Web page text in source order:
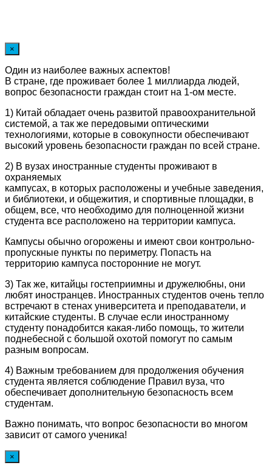
×
Один из наиболее важных аспектов!
В стране, где проживает более 1 миллиарда людей,
вопрос безопасности граждан стоит на 1-ом месте.
1) Китай обладает очень развитой правоохранительной
системой, а так же передовыми оптическими
технологиями, которые в совокупности обеспечивают
высокий уровень безопасности граждан по всей стране.
2) В вузах иностранные студенты проживают в
охраняемых
кампусах, в которых расположены и учебные заведения,
и библиотеки, и общежития, и спортивные площадки, в
общем, все, что необходимо для полноценной жизни
студента все расположено на территории кампуса.
Кампусы обычно огорожены и имеют свои контрольно-
пропускные пункты по периметру. Попасть на
территорию кампуса посторонние не могут.
3) Так же, китайцы гостеприимны и дружелюбны, они
любят иностранцев. Иностранных студентов очень тепло
встречают в стенах университета и преподаватели, и
китайские студенты. В случае если иностранному
студенту понадобится какая-либо помощь, то жители
поднебесной с большой охотой помогут по самым
разным вопросам.
4) Важным требованием для продолжения обучения
студента является соблюдение Правил вуза, что
обеспечивает дополнительную безопасность всем
студентам.
Важно понимать, что вопрос безопасности во многом
зависит от самого ученика!
×